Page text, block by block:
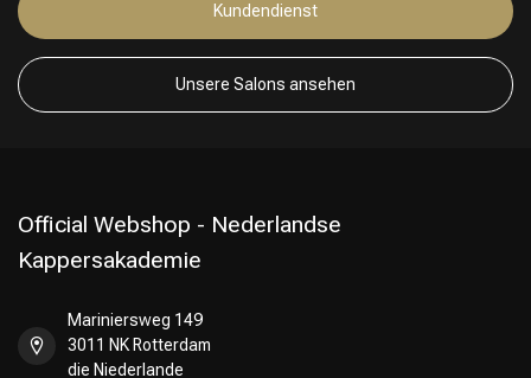
Kundendienst
Unsere Salons ansehen
Official Webshop - Nederlandse
Kappersakademie
Mariniersweg 149
3011 NK Rotterdam
die Niederlande